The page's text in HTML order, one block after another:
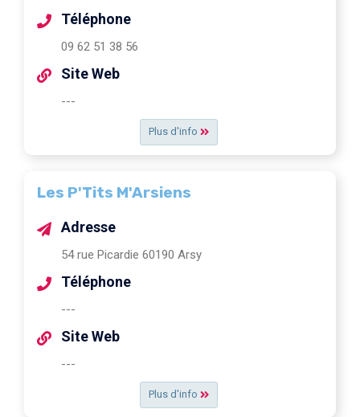
Plus d'info
Téléphone
09 62 51 38 56
Site Web
---
Les P'Tits M'Arsiens
Plus d'info
Adresse
54 rue Picardie 60190 Arsy
Téléphone
---
Site Web
---